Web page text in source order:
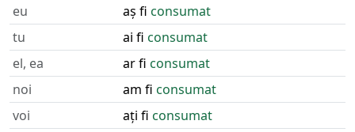
eu aș fi consumat
tu
ai fi consumat
el, ea
ar fi consumat
noi
am fi consumat
voi
ați fi consumat